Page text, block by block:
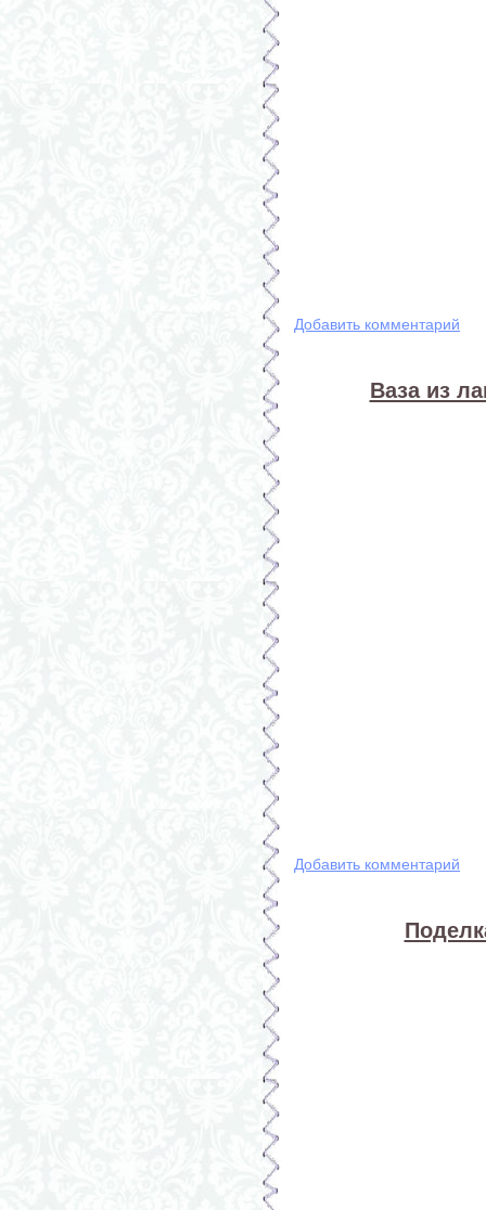
Добавить комментарий
Ваза из
Добавить комментарий